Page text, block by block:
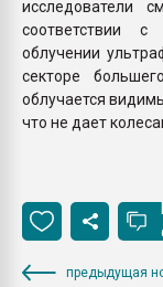
исследователи
соответствии
облучении
секторе
облучается
что не дает
предыдущая